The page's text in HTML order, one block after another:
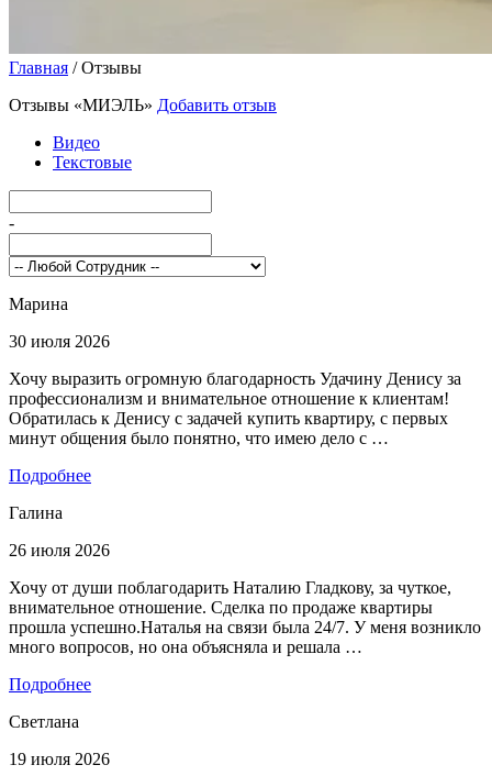
Главная /Отзывы
Отзывы «МИЭЛЬ» Добавить отзыв
Видео
Текстовые
-
Марина
30 июля 2026
Хочу выразить огромную благодарность Удачину Денису за
профессионализм и внимательное отношение к клиентам!
Обратилась к Денису с задачей купить квартиру, с первых
минут общения было понятно, что имею дело с …
Подробнее
Галина
26 июля 2026
Хочу от души поблагодарить Наталию Гладкову, за чуткое,
внимательное отношение. Сделка по продаже квартиры
прошла успешно.Наталья на связи была 24/7. У меня возникло
много вопросов, но она объясняла и решала …
Подробнее
Светлана
19 июля 2026